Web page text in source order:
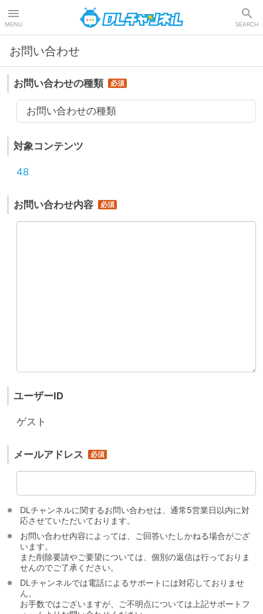
MENU SEARCH
お問い合わせ
お問い合わせの種類
お問い合わせの種類
対象コンテンツ
48
お問い合わせ内容
ユーザーID
ゲスト
メールアドレス
DLチャンネルに関するお問い合わせは、通常5営業日以内に対
応させていただいております。
お問い合わせ内容によっては、ご回答いたしかねる場合がござ
います。
また削除要請やご要望については、個別の返信は行っておりま
せんのでご了承ください。
DLチャンネルでは電話によるサポートには対応しておりませ
ん。
お手数ではございますが、ご不明点については上記サポートフ